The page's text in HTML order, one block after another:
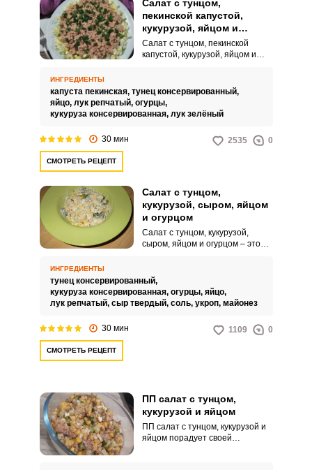
Салат с тунцом,
пекинской капустой,
кукурузой, яйцом и
огурцом
Салат с тунцом, пекинской
капустой, кукурузой, яйцом и
питательное угощение для
домашнего или праздничного
стола. Такой салат можно
блюдо для вашего полезного и
низкокалорийного ужина.
ИНГРЕДИЕНТЫ
капуста пекинская, тунец консервированный,
яйцо, лук репчатый, огурцы,
кукуруза консервированная, лук зелёный
30 мин 2535 0
СМОТРЕТЬ РЕЦЕПТ
Салат с тунцом,
кукурузой, сыром, яйцом
и огурцом
Салат с тунцом, кукурузой,
сыром, яйцом и огурцом – это
домашнего или праздничного
стола. Яркий вкус простого
салата точно запомнится всем
ИНГРЕДИЕНТЫ
тунец консервированный,
кукуруза консервированная, огурцы, яйцо,
лук репчатый, сыр твердый, соль, укроп, майонез
30 мин 1109 0
СМОТРЕТЬ РЕЦЕПТ
ПП салат с тунцом,
кукурузой и яйцом
ПП салат с тунцом, кукурузой и
яйцом порадует своей